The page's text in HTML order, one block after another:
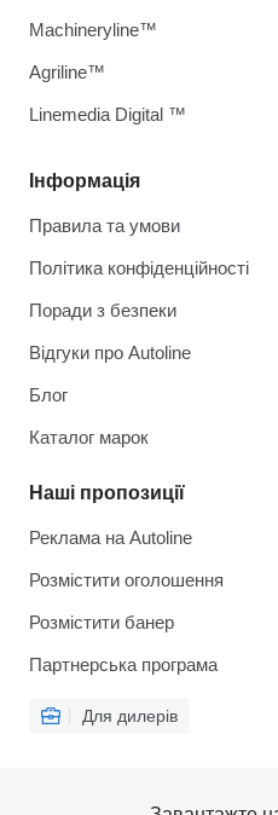
Інформація
Правила та умови
Політика конфіденційності
Поради з безпеки
Відгуки про Autoline
Блог
Каталог марок
Наші пропозиції
Реклама на Autoline
Розмістити оголошення
Розмістити банер
Партнерська програма
Для дилерів
Machineryline™
Agriline™
Linemedia Digital ™